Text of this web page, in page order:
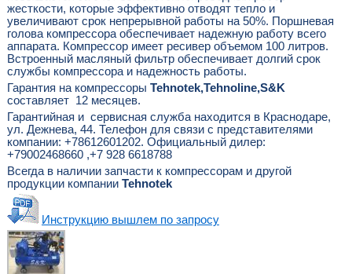
жесткости, которые эффективно отводят тепло и
увеличивают срок непрерывной работы на 50%. Поршневая
голова компрессора обеспечивает надежную работу всего
аппарата. Компрессор имеет ресивер объемом 100 литров.
Встроенный масляный фильтр обеспечивает долгий срок
службы компрессора и надежность работы.
Гарантия на компрессоры Tehnotek,Tehnoline,S&K
составляет 12 месяцев.
Гарантийная и сервисная служба находится в Краснодаре,
ул. Дежнева, 44. Телефон для связи с представителями
компании: +78612601202. Официальный дилер:
+79002468660 ,+7 928 6618788
Всегда в наличии запчасти к компрессорам и другой
продукции компании Tehnotek
Инструкцию вышлем по запросу